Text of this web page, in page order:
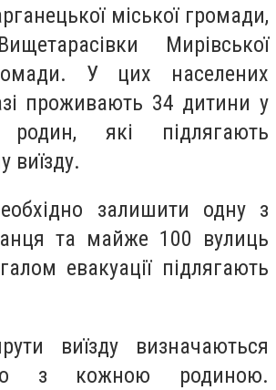
міської громади,
Мирівської
У цих населених
проживають 34 дитини у
які підлягають
виїзду.
залишити одну з
та майже 100 вулиць
евакуації підлягають
виїзду визначаються
з кожною родиною.